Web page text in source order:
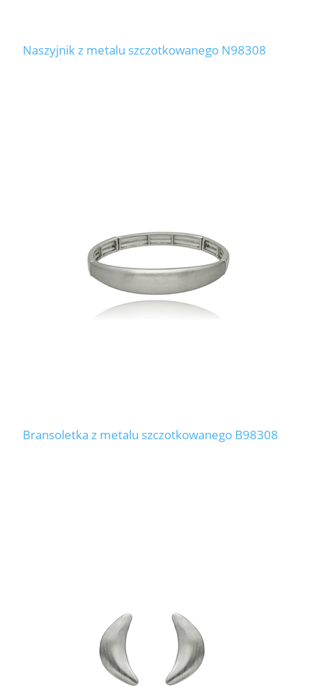
Naszyjnik z metalu szczotkowanego N98308
Bransoletka z metalu szczotkowanego B98308